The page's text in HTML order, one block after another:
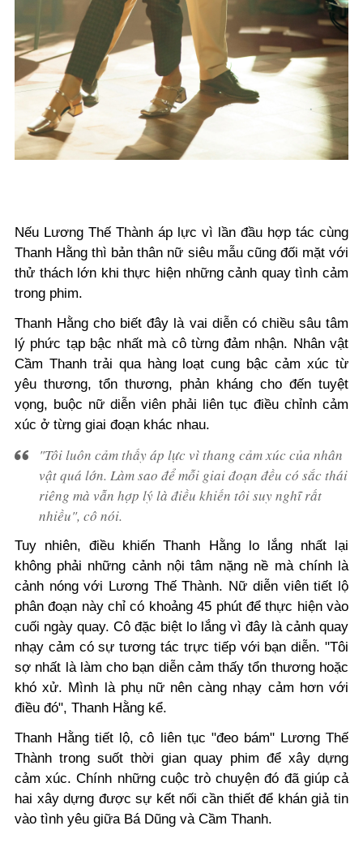
Nếu Lương Thế Thành áp lực vì lần đầu hợp tác cùng
Thanh Hằng thì bản thân nữ siêu mẫu cũng đối mặt với
thử thách lớn khi thực hiện những cảnh quay tình cảm
trong phim.
Thanh Hằng cho biết đây là vai diễn có chiều sâu tâm
lý phức tạp bậc nhất mà cô từng đảm nhận. Nhân vật
Cầm Thanh trải qua hàng loạt cung bậc cảm xúc từ
yêu thương, tổn thương, phản kháng cho đến tuyệt
vọng, buộc nữ diễn viên phải liên tục điều chỉnh cảm
xúc ở từng giai đoạn khác nhau.
"Tôi luôn cảm thấy áp lực vì thang cảm xúc của nhân
vật quá lớn. Làm sao để mỗi giai đoạn đều có sắc thái
riêng mà vẫn hợp lý là điều khiến tôi suy nghĩ rất
nhiều", cô nói.
Tuy nhiên, điều khiến Thanh Hằng lo lắng nhất lại
không phải những cảnh nội tâm nặng nề mà chính là
cảnh nóng với Lương Thế Thành. Nữ diễn viên tiết lộ
phân đoạn này chỉ có khoảng 45 phút để thực hiện vào
cuối ngày quay. Cô đặc biệt lo lắng vì đây là cảnh quay
nhạy cảm có sự tương tác trực tiếp với bạn diễn. "Tôi
sợ nhất là làm cho bạn diễn cảm thấy tổn thương hoặc
khó xử. Mình là phụ nữ nên càng nhạy cảm hơn với
điều đó", Thanh Hằng kể.
Thanh Hằng tiết lộ, cô liên tục "đeo bám" Lương Thế
Thành trong suốt thời gian quay phim để xây dựng
cảm xúc. Chính những cuộc trò chuyện đó đã giúp cả
hai xây dựng được sự kết nối cần thiết để khán giả tin
vào tình yêu giữa Bá Dũng và Cầm Thanh.